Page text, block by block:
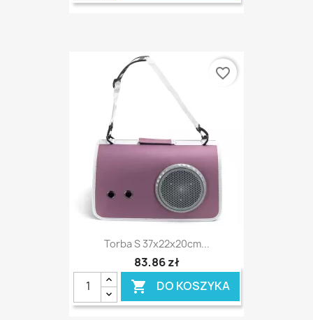
Torba S 37x22x20cm...
83,86 zł
 DO KOSZYKA
favorite_border